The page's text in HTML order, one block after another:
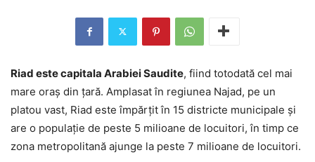
Riad este capitala Arabiei Saudite, fiind totodată cel mai
mare oraş din ţară. Amplasat în regiunea Najad, pe un
platou vast, Riad este împărţit în 15 districte municipale şi
are o populaţie de peste 5 milioane de locuitori, în timp ce
zona metropolitană ajunge la peste 7 milioane de locuitori.